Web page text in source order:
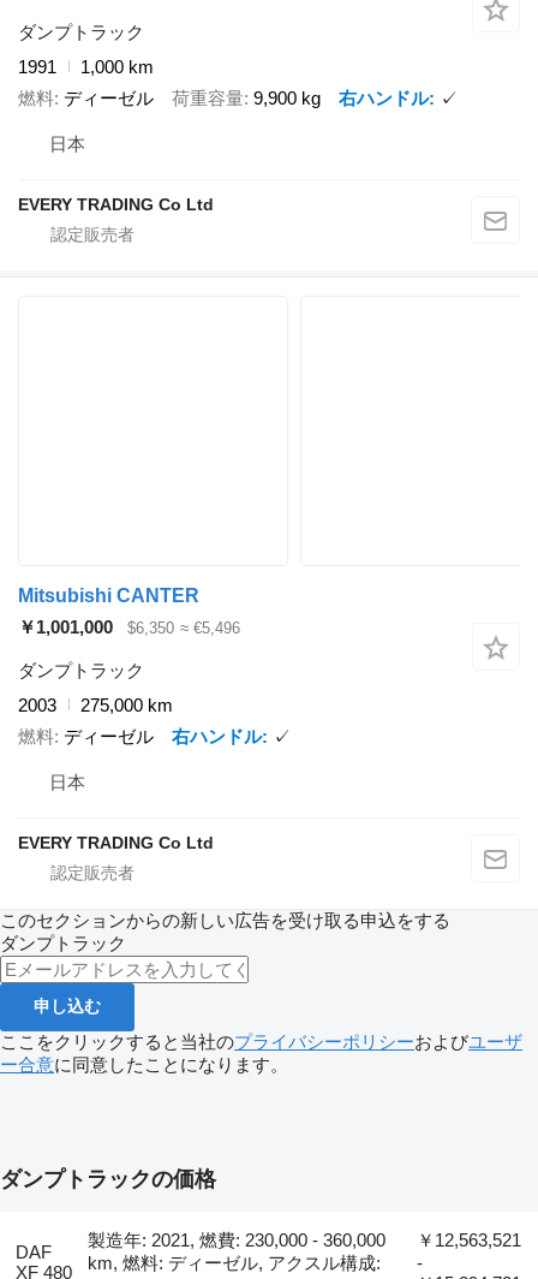
ダンプトラック
1991
1,000 km
燃料 ディーゼル 荷重容量 9,900 kg 右ハンドル ✓
日本
EVERY TRADING Co Ltd
Mitsubishi CANTER
￥1,001,000
$6,350 ≈ €5,496
ダンプトラック
2003
275,000 km
燃料 ディーゼル 右ハンドル ✓
日本
EVERY TRADING Co Ltd
このセクションからの新しい広告を受け取る申込をする
ダンプトラック
申し込む
ここをクリックすると当社のプライバシーポリシーおよびユーザ
ー合意に同意したことになります。
ダンプトラックの価格
DAF
XF 480
製造年: 2021, 燃費: 230,000 - 360,000
km, 燃料: ディーゼル, アクスル構成:
￥12,563,521
-